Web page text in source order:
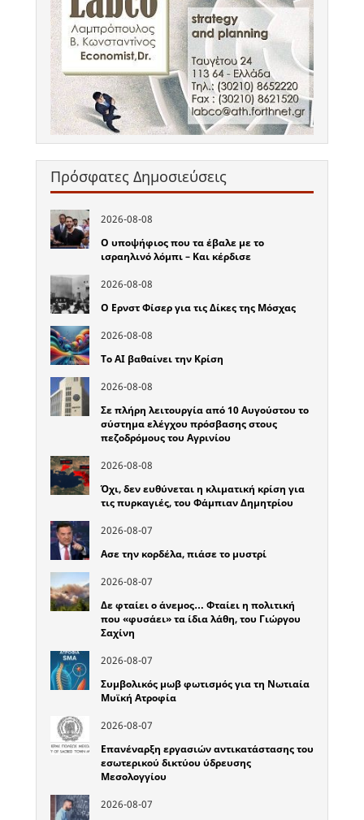
Πρόσφατες Δημοσιεύσεις
2026-08-08
Ο υποψήφιος που τα έβαλε με το
ισραηλινό λόμπι – Και κέρδισε
2026-08-08
Ο Ερνστ Φίσερ για τις Δίκες της Μόσχας
2026-08-08
Το ΑΙ βαθαίνει την Κρίση
2026-08-08
Σε πλήρη λειτουργία από 10 Αυγούστου το
σύστημα ελέγχου πρόσβασης στους
πεζοδρόμους του Αγρινίου
2026-08-08
Όχι, δεν ευθύνεται η κλιματική κρίση για
τις πυρκαγιές, του Φάμπιαν Δημητρίου
2026-08-07
Ασε την κορδέλα, πιάσε το μυστρί
2026-08-07
Δε φταίει ο άνεμος… Φταίει η πολιτική
που «φυσάει» τα ίδια λάθη, του Γιώργου
Σαχίνη
2026-08-07
Συμβολικός μωβ φωτισμός για τη Νωτιαία
Μυϊκή Ατροφία
2026-08-07
Επανέναρξη εργασιών αντικατάστασης του
εσωτερικού δικτύου ύδρευσης
Μεσολογγίου
2026-08-07